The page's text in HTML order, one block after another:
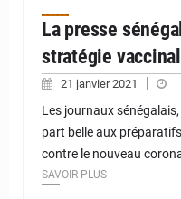
La presse
stratégie
21 janvier 2021
Les journaux
part belle aux
contre le nouveau
SAVOIR PLUS